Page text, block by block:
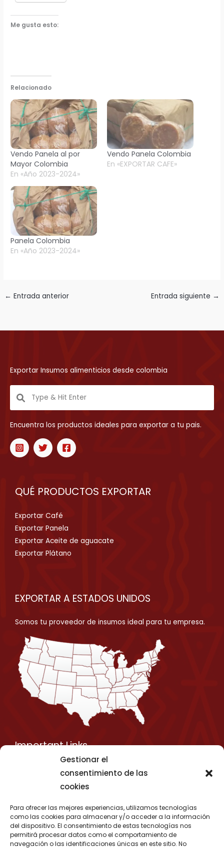
Gestionar el
consentimiento de las
cookies
Para ofrecer las mejores experiencias, utilizamos tecnologías
como las cookies para almacenar y/o acceder a la información
del dispositivo. El consentimiento de estas tecnologías nos
permitirá procesar datos como el comportamiento de
navegación o las identificaciones únicas en este sitio. No
Me gusta esto:
Relacionado
Vendo Panela al por
Mayor Colombia
En «Año 2023-2024»
Vendo Panela Colombia
En «EXPORTAR CAFE»
Panela Colombia
En «Año 2023-2024»
← Entrada anterior Entrada siguiente →
Exportar Insumos alimenticios desde colombia
Encuentra los productos ideales para exportar a tu pais.
QUÉ PRODUCTOS EXPORTAR
Exportar Café
Exportar Panela
Exportar Aceite de aguacate
Exportar Plátano
EXPORTAR A ESTADOS UNIDOS
Somos tu proveedor de insumos ideal para tu empresa.
Important Links
Privacy Policy
Media Kit